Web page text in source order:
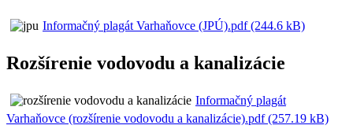
Informačný plagát Varhaňovce (JPÚ).pdf (244.6 kB)
Rozšírenie vodovodu a kanalizácie
Informačný plagát
Varhaňovce (rozšírenie vodovodu a kanalizácie).pdf (257.19 kB)